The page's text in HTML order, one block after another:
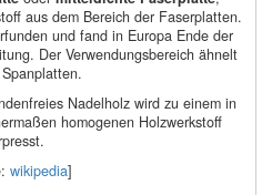
aus dem Bereich der Faserplatten.
und fand in Europa Ende der
Der Verwendungsbereich ähnelt
Nadelholz wird zu einem in
homogenen Holzwerkstoff
wikipedia]